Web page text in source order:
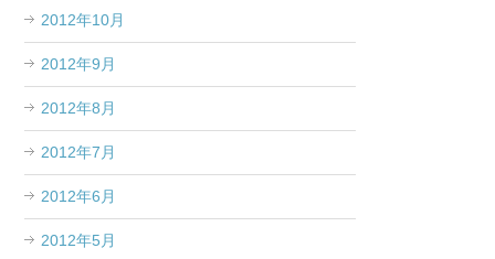
2012年10月
2012年9月
2012年8月
2012年7月
2012年6月
2012年5月